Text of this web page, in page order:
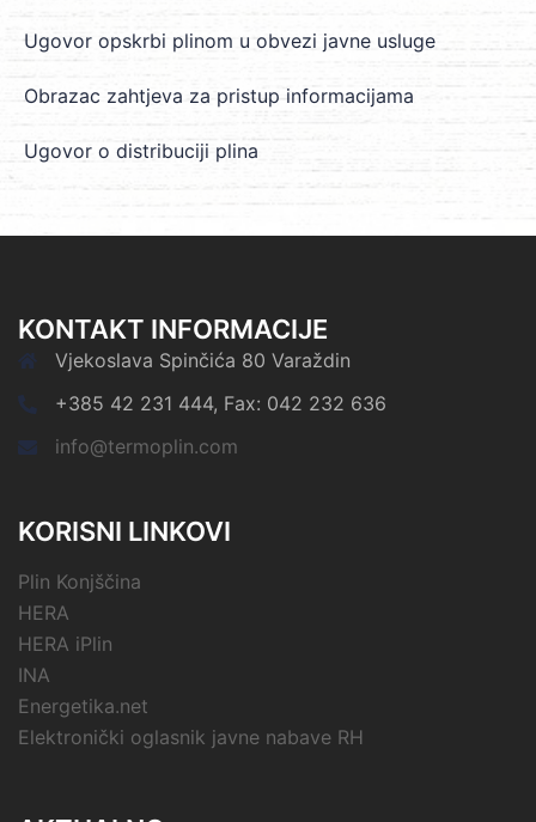
Ugovor opskrbi plinom u obvezi javne usluge
Obrazac zahtjeva za pristup informacijama
Ugovor o distribuciji plina
KONTAKT INFORMACIJE
Vjekoslava Spinčića 80 Varaždin
+385 42 231 444, Fax: 042 232 636
info@termoplin.com
KORISNI LINKOVI
Plin Konjščina
HERA
HERA iPlin
INA
Energetika.net
Elektronički oglasnik javne nabave RH